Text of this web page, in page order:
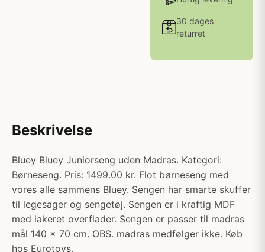
30 dages
returret
Beskrivelse
Bluey Bluey Juniorseng uden Madras. Kategori:
Børneseng. Pris: 1499.00 kr. Flot børneseng med
vores alle sammens Bluey. Sengen har smarte skuffer
til legesager og sengetøj. Sengen er i kraftig MDF
med lakeret overflader. Sengen er passer til madras
mål 140 x 70 cm. OBS. madras medfølger ikke. Køb
hos Eurotoys.